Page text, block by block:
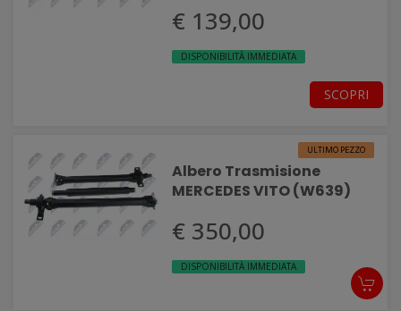
€ 139,00
DISPONIBILITÀ IMMEDIATA
SCOPRI
ULTIMO PEZZO
Albero Trasmisione
MERCEDES VITO (W639)
€ 350,00
DISPONIBILITÀ IMMEDIATA